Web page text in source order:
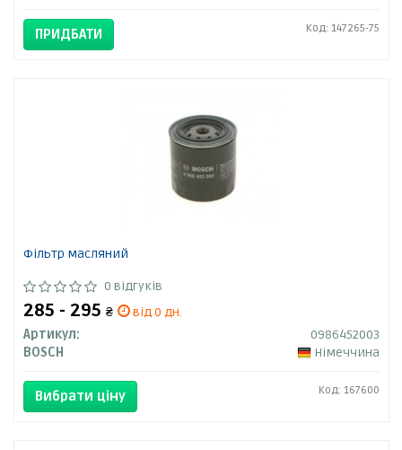
ПРИДБАТИ Код: 147265-75
Фільтр масляний
0 відгуків
285 - 295 ₴
від 0 дн.
Артикул:
0986452003
BOSCH
Німеччина
Вибрати ціну Код: 167600